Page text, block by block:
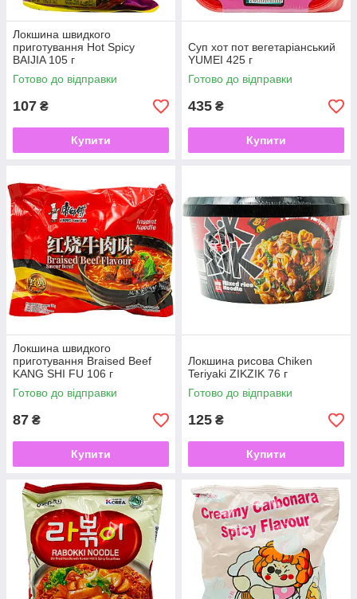
Локшина швидкого
приготування Hot Spicy
BAIJIA 105 г
Готово до відправки
107 ₴
Купити
Суп хот пот вегетаріанський
YUMEI 425 г
Готово до відправки
435 ₴
Купити
Локшина швидкого
приготування Braised Beef
KANG SHI FU 106 г
Готово до відправки
87 ₴
Купити
Локшина рисова Chiken
Teriyaki ZIKZIK 76 г
Готово до відправки
125 ₴
Купити